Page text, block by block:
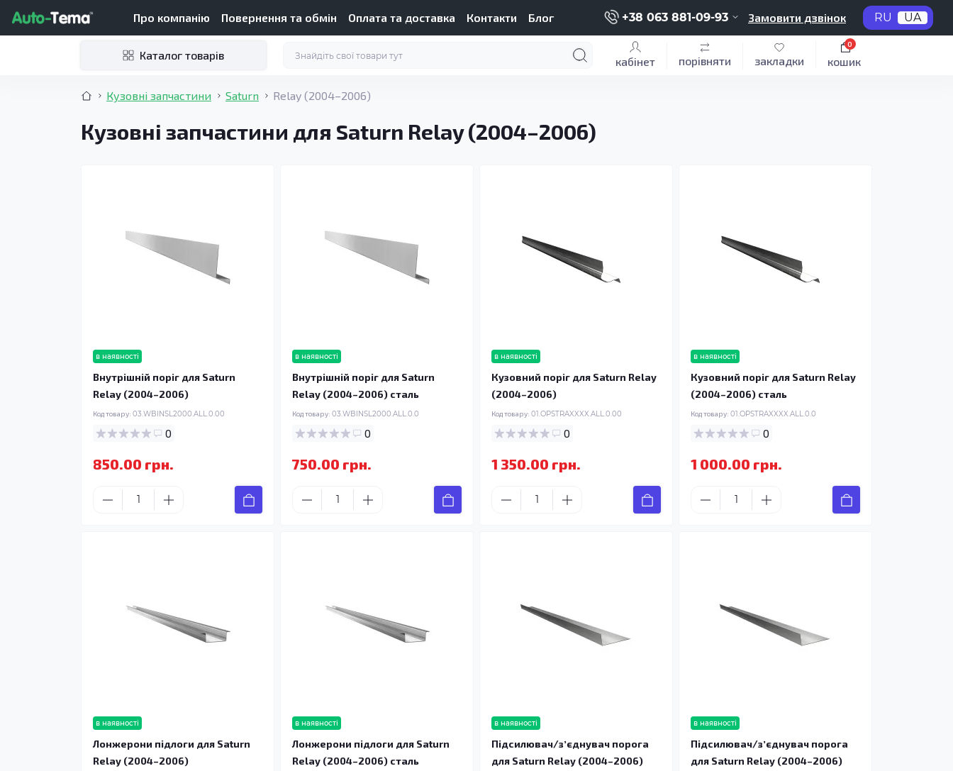
Про компанію Повернення та обмін Оплата та доставка Контакти Блог +38 063 881-09-93 Замовити дзвінок RU UA
Каталог товарів кабінет порівняти закладки кошик
0
Кузовні запчастини Saturn Relay (2004–2006)
Кузовні запчастини для Saturn Relay (2004–2006)
в наявності
Внутрішній поріг для Saturn
Relay (2004–2006)
Код товару: 03.WBINSL2000.ALL.0.00
0
850.00 грн.
в наявності
Внутрішній поріг для Saturn
Relay (2004–2006) сталь
Код товару: 03.WBINSL2000.ALL.0.0
0
750.00 грн.
в наявності
Кузовний поріг для Saturn Relay
(2004–2006)
Код товару: 01.OPSTRAXXXX.ALL.0.00
0
1 350.00 грн.
в наявності
Кузовний поріг для Saturn Relay
(2004–2006) сталь
Код товару: 01.OPSTRAXXXX.ALL.0.0
0
1 000.00 грн.
в наявності
Лонжерони підлоги для Saturn
Relay (2004–2006)
в наявності
Лонжерони підлоги для Saturn
Relay (2004–2006) сталь
в наявності
Підсилювач/зʼєднувач порога
для Saturn Relay (2004–2006)
в наявності
Підсилювач/зʼєднувач порога
для Saturn Relay (2004–2006)